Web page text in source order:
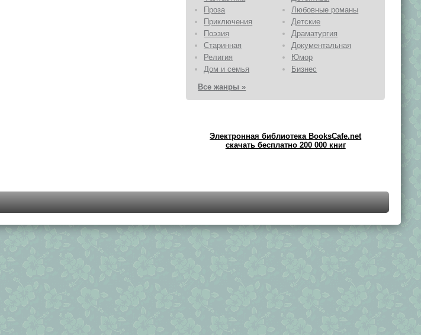
Проза
Любовные романы
Приключения
Детские
Поэзия
Драматургия
Старинная
Документальная
Религия
Юмор
Дом и семья
Бизнес
Все жанры »
Электронная библиотека BooksCafe.net
скачать бесплатно 200 000 книг